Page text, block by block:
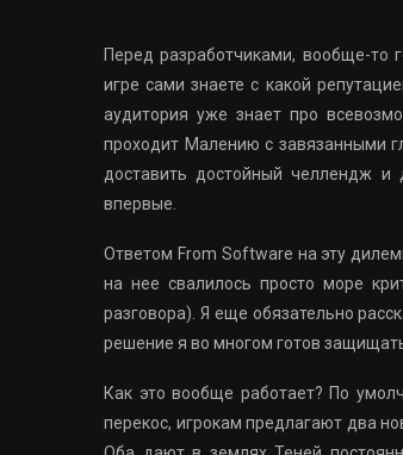
Перед разработчиками, вообще-то
игре сами знаете с какой
аудитория уже знает про
проходит Малению с завязанными
доставить достойный челлендж и
впервые.
Ответом From Software на эту
на нее свалилось просто море
разговора). Я еще обязательно
решение я во многом готов
Как это вообще работает? По
перекос, игрокам предлагают два